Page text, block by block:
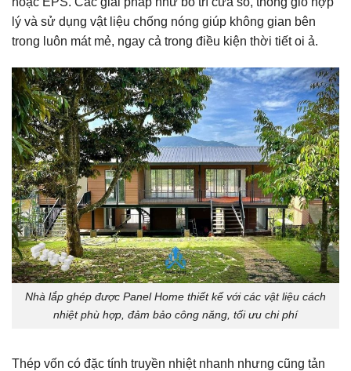
lý và sử dụng vật liệu chống nóng giúp không gian bên
trong luôn mát mẻ, ngay cả trong điều kiện thời tiết oi ả.
Nhà lắp ghép được Panel Home thiết kế với các vật liệu cách
nhiệt phù hợp, đảm bảo công năng, tối ưu chi phí
Thép vốn có đặc tính truyền nhiệt nhanh nhưng cũng tản